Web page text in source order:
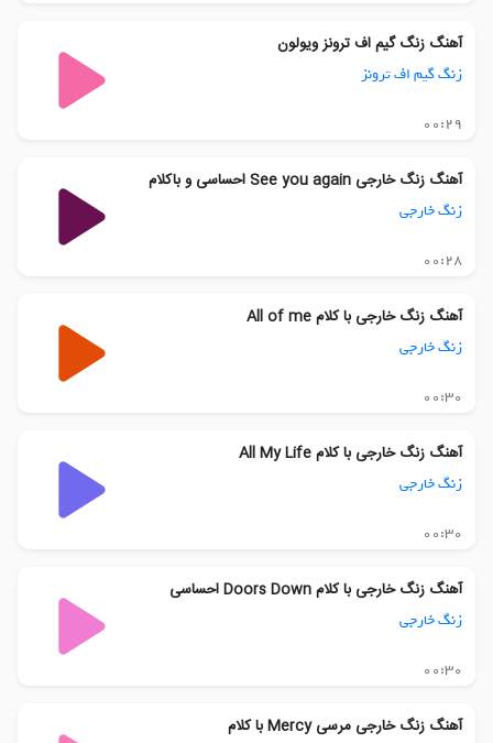
آهنگ زنگ گیم اف ترونز ویولون
زنگ گیم اف ترونز
00:29
آهنگ زنگ خارجی See you again احساسی و باکلام
زنگ خارجی
00:28
آهنگ زنگ خارجی با کلام All of me
زنگ خارجی
00:30
آهنگ زنگ خارجی با کلام All My Life
زنگ خارجی
00:30
آهنگ زنگ خارجی با کلام Doors Down احساسی
زنگ خارجی
00:30
آهنگ زنگ خارجی مرسی Mercy با کلام